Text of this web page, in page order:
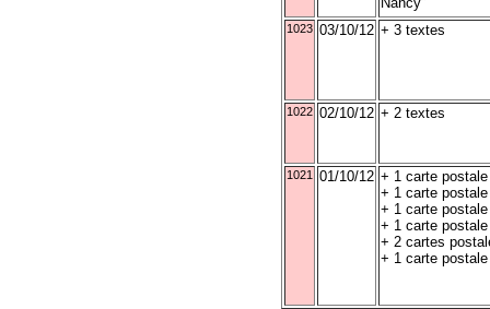
1023 03/10/12 + 3 textes
1022 02/10/12 + 2 textes
1021 01/10/12 + 1 carte
+ 1 carte
+ 1 carte
+ 1 carte
+ 2 cartes
+ 1 carte